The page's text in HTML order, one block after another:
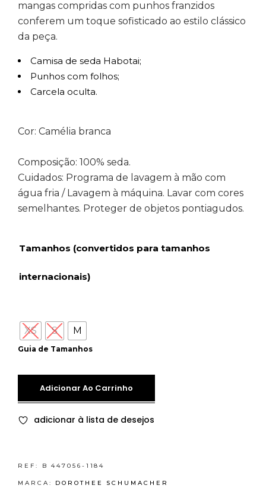
mangas compridas com punhos franzidos
conferem um toque sofisticado ao estilo clássico
da peça.
Camisa de seda Habotai;
Punhos com folhos;
Carcela oculta.
Cor: Camélia branca
Composição: 100% seda.
Cuidados: Programa de lavagem à mão com
água fria / Lavagem à máquina. Lavar com cores
semelhantes. Proteger de objetos pontiagudos.
Guia de Tamanhos
Tamanhos (convertidos para tamanhos
internacionais)
XS S M
Adicionar Ao Carrinho
adicionar à lista de desejos
REF: B 447056-1184
MARCA: DOROTHEE SCHUMACHER